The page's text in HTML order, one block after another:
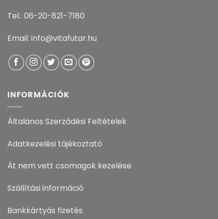
Tel.: 06-20-821-7180
Email: info@vitafutar.hu
INFORMÁCIÓK
Általános Szerződési Feltételek
Adatkezelési tájékoztató
Át nem vett csomagok kezelése
Szállítási információ
Bankkártyás fizetés